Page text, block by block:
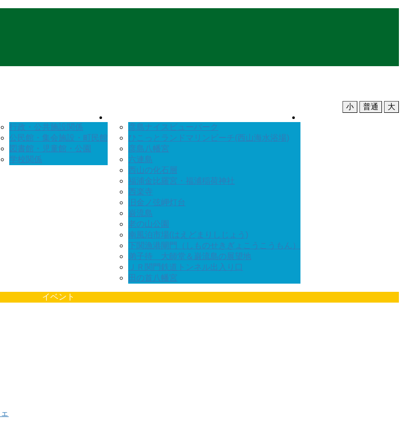
小 普通 大
行政・公共施設関係
公民館・集会施設・町民館
図書館・児童館・公園
学校関係
彦島ナイスビューパーク
ひこっとランドマリンビーチ(西山海水浴場)
彦島八幡宮
六連島
西山の化石層
福浦金比羅宮・福浦稲荷神社
西楽寺
旧金ノ弦岬灯台
巌流島
老の山公園
南風泊市場(はえどまりしじょう)
下関漁港閘門（しものせきぎょこうこうもん）
弟子待 大師堂＆巌流島の展望地
ＪＲ関門鉄道トンネル出入り口
田の首八幡宮
イベント